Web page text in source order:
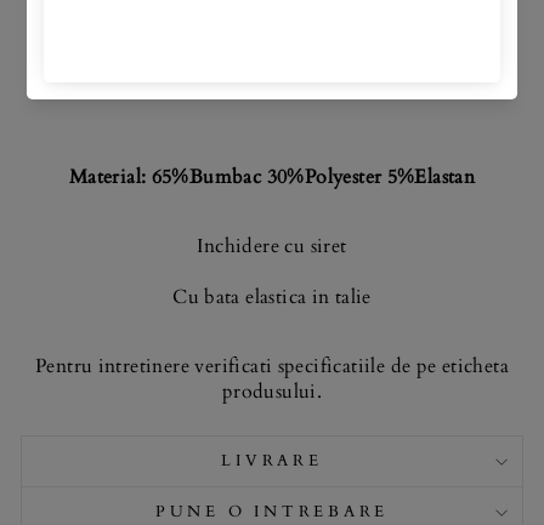
Material: 65%Bumbac 30%Polyester 5%Elastan
Inchidere cu siret
Cu bata elastica in talie
Pentru intretinere verificati specificatiile de pe eticheta
produsului.
LIVRARE
PUNE O INTREBARE